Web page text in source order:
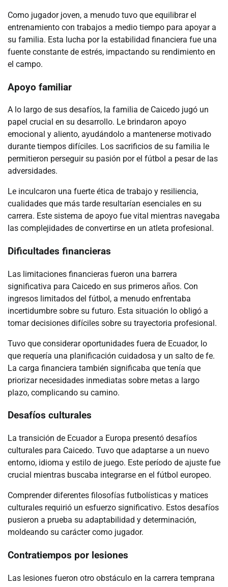
Como jugador joven, a menudo tuvo que equilibrar el
entrenamiento con trabajos a medio tiempo para apoyar a
su familia. Esta lucha por la estabilidad financiera fue una
fuente constante de estrés, impactando su rendimiento en
el campo.
Apoyo familiar
A lo largo de sus desafíos, la familia de Caicedo jugó un
papel crucial en su desarrollo. Le brindaron apoyo
emocional y aliento, ayudándolo a mantenerse motivado
durante tiempos difíciles. Los sacrificios de su familia le
permitieron perseguir su pasión por el fútbol a pesar de las
adversidades.
Le inculcaron una fuerte ética de trabajo y resiliencia,
cualidades que más tarde resultarían esenciales en su
carrera. Este sistema de apoyo fue vital mientras navegaba
las complejidades de convertirse en un atleta profesional.
Dificultades financieras
Las limitaciones financieras fueron una barrera
significativa para Caicedo en sus primeros años. Con
ingresos limitados del fútbol, a menudo enfrentaba
incertidumbre sobre su futuro. Esta situación lo obligó a
tomar decisiones difíciles sobre su trayectoria profesional.
Tuvo que considerar oportunidades fuera de Ecuador, lo
que requería una planificación cuidadosa y un salto de fe.
La carga financiera también significaba que tenía que
priorizar necesidades inmediatas sobre metas a largo
plazo, complicando su camino.
Desafíos culturales
La transición de Ecuador a Europa presentó desafíos
culturales para Caicedo. Tuvo que adaptarse a un nuevo
entorno, idioma y estilo de juego. Este período de ajuste fue
crucial mientras buscaba integrarse en el fútbol europeo.
Comprender diferentes filosofías futbolísticas y matices
culturales requirió un esfuerzo significativo. Estos desafíos
pusieron a prueba su adaptabilidad y determinación,
moldeando su carácter como jugador.
Contratiempos por lesiones
Las lesiones fueron otro obstáculo en la carrera temprana